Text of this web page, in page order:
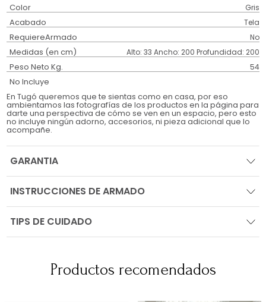
Color Gris
Acabado Tela
RequiereArmado No
Medidas (en cm) Alto: 33 Ancho: 200 Profundidad: 200
Peso Neto Kg. 54
No Incluye
En Tugó queremos que te sientas como en casa, por eso
ambientamos las fotografías de los productos en la página para
darte una perspectiva de cómo se ven en un espacio, pero esto
no incluye ningún adorno, accesorios, ni pieza adicional que lo
acompañe.
GARANTIA
INSTRUCCIONES DE ARMADO
TIPS DE CUIDADO
Productos recomendados